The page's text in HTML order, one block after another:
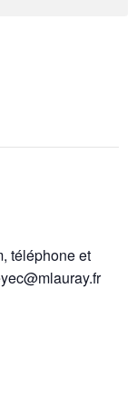
téléphone et